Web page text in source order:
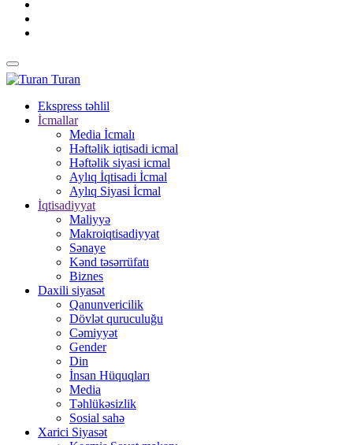
Turan
Ekspress təhlil
İcmallar
Media İcmalı
Həftəlik iqtisadi icmal
Həftəlik siyasi icmal
Aylıq İqtisadi İcmal
Aylıq Siyasi İcmal
İqtisadiyyat
Maliyyə
Makroiqtisadiyyat
Sənaye
Kənd təsərrüfatı
Biznes
Daxili siyasət
Qanunvericilik
Dövlət quruculuğu
Cəmiyyət
Gender
Din
İnsan Hüquqları
Media
Təhlükəsizlik
Sosial sahə
Xarici Siyasət